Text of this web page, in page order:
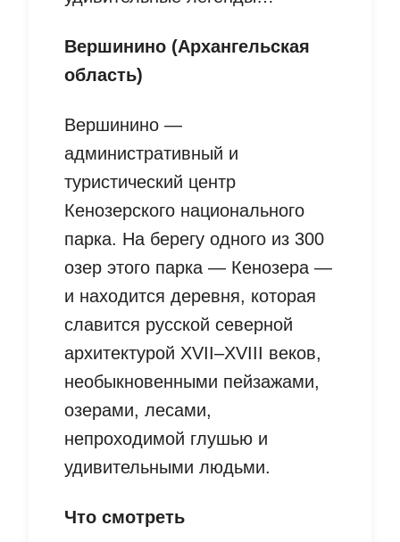
Вершинино (Архангельская
область)
Вершинино —
административный и
туристический центр
Кенозерского национального
парка. На берегу одного из 300
озер этого парка — Кенозера —
и находится деревня, которая
славится русской северной
архитектурой XVII–XVIII веков,
необыкновенными пейзажами,
озерами, лесами,
непроходимой глушью и
удивительными людьми.
Что смотреть